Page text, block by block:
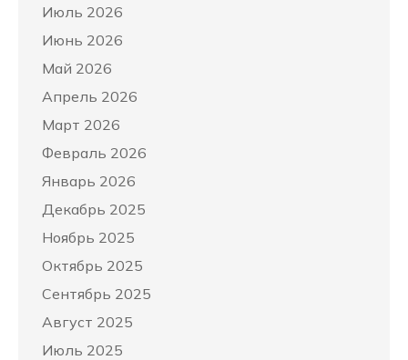
Июль 2026
Июнь 2026
Май 2026
Апрель 2026
Март 2026
Февраль 2026
Январь 2026
Декабрь 2025
Ноябрь 2025
Октябрь 2025
Сентябрь 2025
Август 2025
Июль 2025